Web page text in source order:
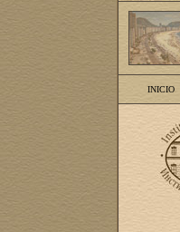
INICIO